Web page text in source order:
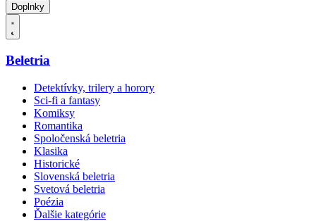
Doplnky
Beletria
Detektívky, trilery a horory
Sci-fi a fantasy
Komiksy
Romantika
Spoločenská beletria
Klasika
Historické
Slovenská beletria
Svetová beletria
Poézia
Ďalšie kategórie